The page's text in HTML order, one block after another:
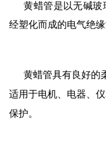
黄蜡管是以无碱玻
经塑化而成的电气绝缘
黄蜡管具有良好的
适用于电机、电器、
保护。